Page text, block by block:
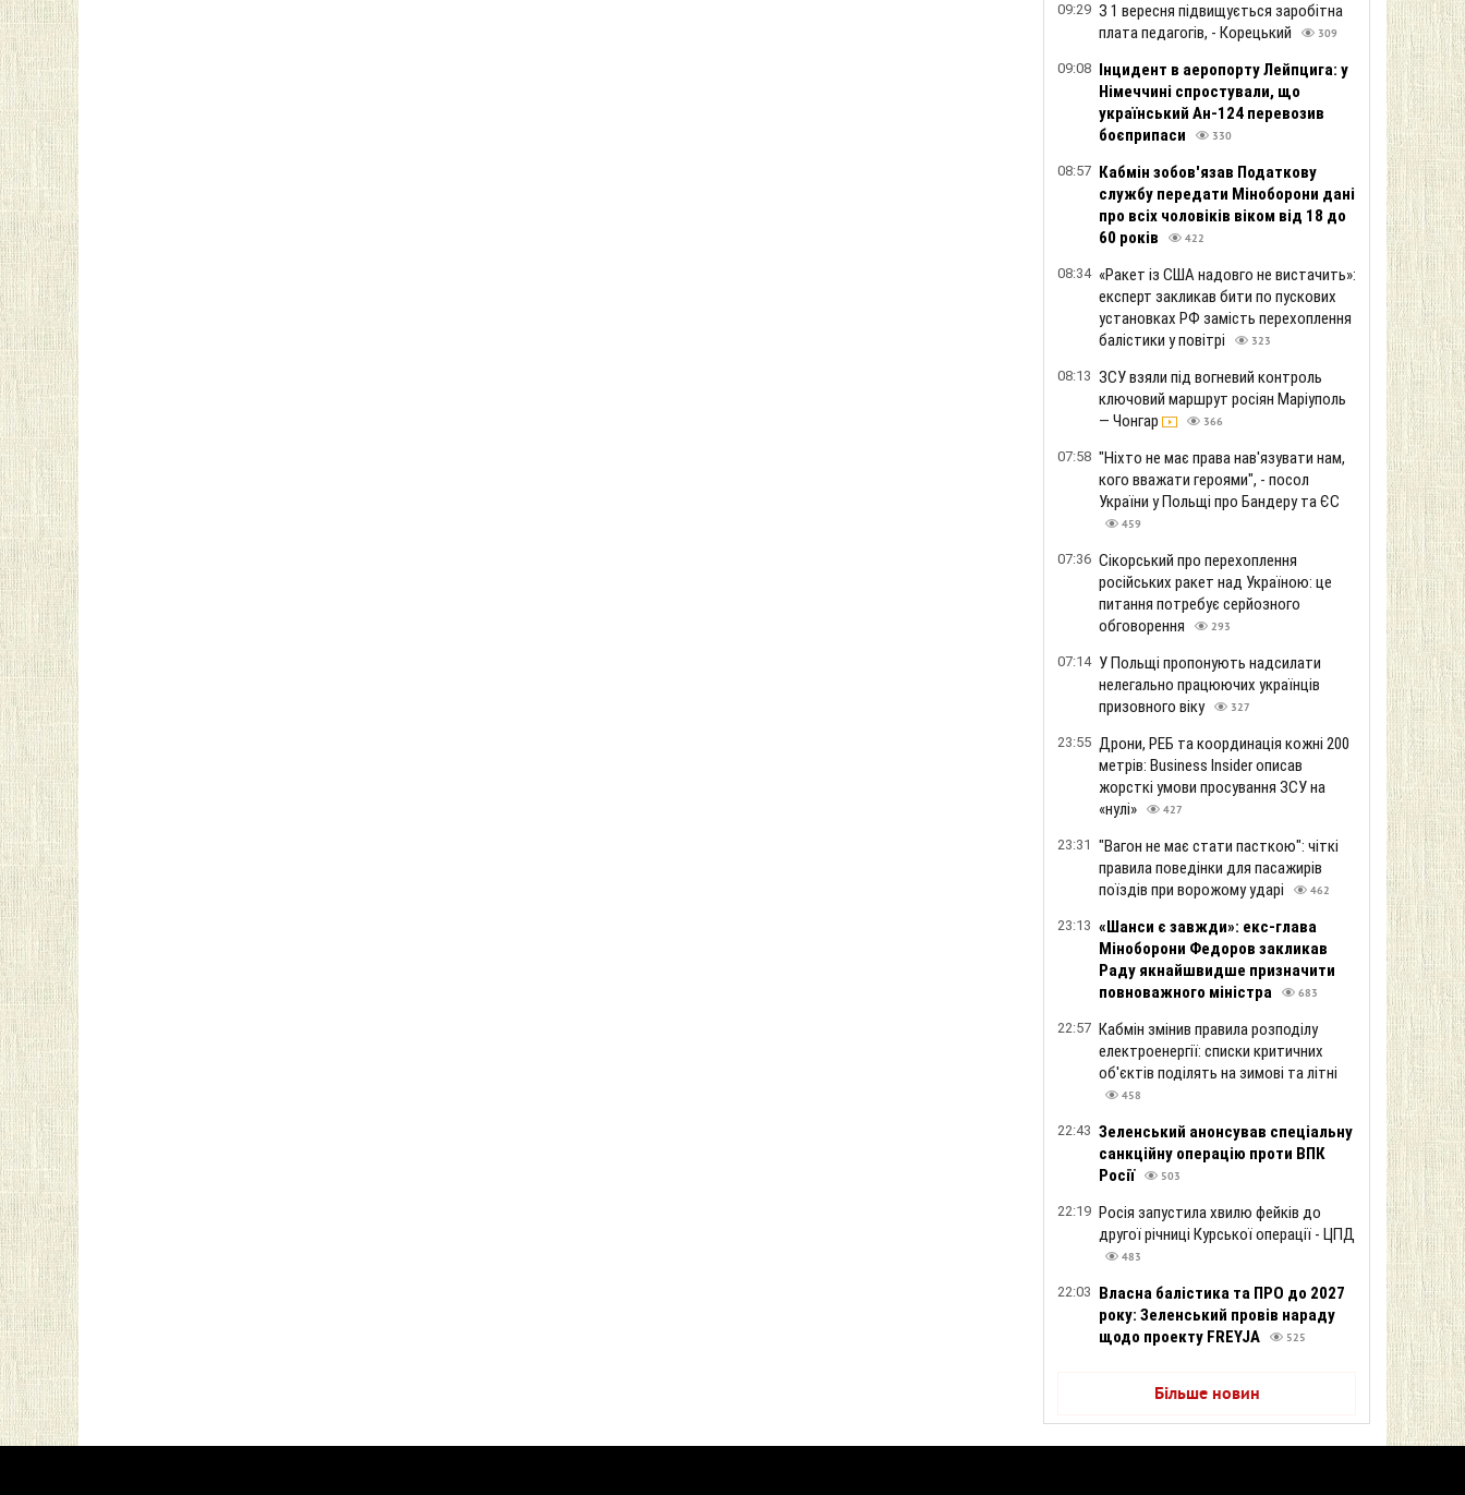
09:29 З 1 вересня підвищується заробітна
плата педагогів, - Корецький
309
09:08 Інцидент в аеропорту Лейпцига: у
Німеччині спростували, що
український Ан-124 перевозив
боєприпаси
330
08:57 Кабмін зобов'язав Податкову
службу передати Міноборони дані
про всіх чоловіків віком від 18 до
60 років
422
08:34 «Ракет із США надовго не вистачить»:
експерт закликав бити по пускових
установках РФ замість перехоплення
балістики у повітрі
323
08:13 ЗСУ взяли під вогневий контроль
ключовий маршрут росіян Маріуполь
— Чонгар
366
07:58 "Ніхто не має права нав'язувати нам,
кого вважати героями", - посол
України у Польщі про Бандеру та ЄС
459
07:36 Сікорський про перехоплення
російських ракет над Україною: це
питання потребує серйозного
обговорення
293
07:14 У Польщі пропонують надсилати
нелегально працюючих українців
призовного віку
327
23:55 Дрони, РЕБ та координація кожні 200
метрів: Business Insider описав
жорсткі умови просування ЗСУ на
«нулі»
427
23:31 "Вагон не має стати пасткою": чіткі
правила поведінки для пасажирів
поїздів при ворожому ударі
462
23:13 «Шанси є завжди»: екс-глава
Міноборони Федоров закликав
Раду якнайшвидше призначити
повноважного міністра
683
22:57 Кабмін змінив правила розподілу
електроенергії: списки критичних
об'єктів поділять на зимові та літні
458
22:43 Зеленський анонсував спеціальну
санкційну операцію проти ВПК
Росії
503
22:19 Росія запустила хвилю фейків до
другої річниці Курської операції - ЦПД
483
22:03 Власна балістика та ПРО до 2027
року: Зеленський провів нараду
щодо проекту FREYJA
525
Більше новин